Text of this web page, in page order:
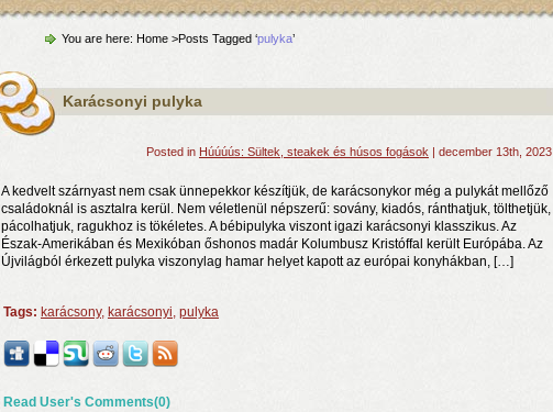
You are here: Home >Posts Tagged ‘pulyka’
Karácsonyi pulyka
Posted in Húúúús: Sültek, steakek és húsos fogások | december 13th, 2023
A kedvelt szárnyast nem csak ünnepekkor készítjük, de karácsonykor még a pulykát mellőző
családoknál is asztalra kerül. Nem véletlenül népszerű: sovány, kiadós, ránthatjuk, tölthetjük,
pácolhatjuk, ragukhoz is tökéletes. A bébipulyka viszont igazi karácsonyi klasszikus. Az
Észak-Amerikában és Mexikóban őshonos madár Kolumbusz Kristóffal került Európába. Az
Újvilágból érkezett pulyka viszonylag hamar helyet kapott az európai konyhákban, […]
Tags: karácsony, karácsonyi, pulyka
Read User's Comments(0)